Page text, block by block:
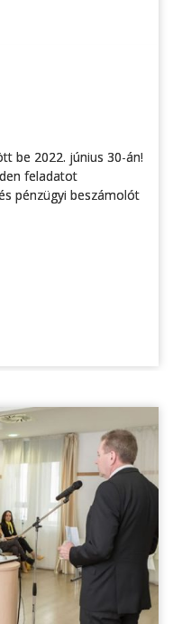
be 2022. június 30-án!
feladatot
pénzügyi beszámolót